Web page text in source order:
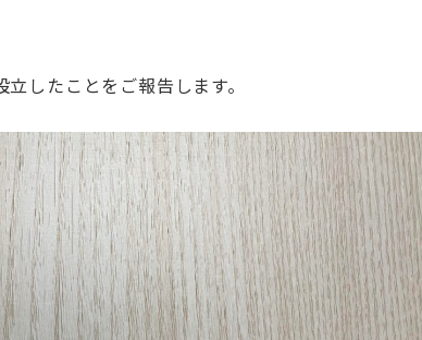
したことをご報告します。